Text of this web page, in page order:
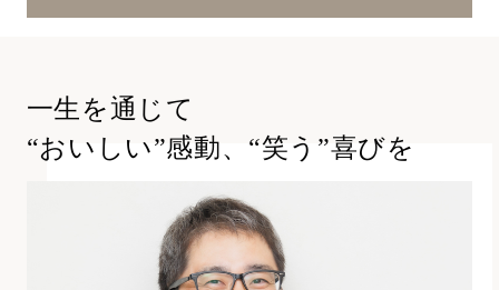
一生を通じて
“おいしい”感動、“笑う”喜びを